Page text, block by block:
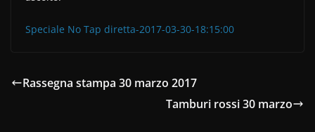
Speciale No Tap diretta-2017-03-30-18:15:00
Rassegna stampa 30 marzo 2017
Tamburi rossi 30 marzo